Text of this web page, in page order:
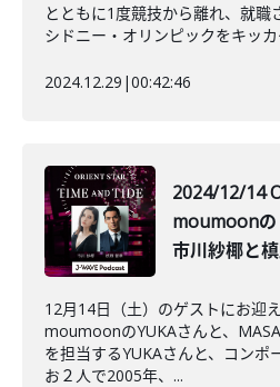
とともに1度競技から離れ、就職
シドニー・オリンピックをキッカ
2024.12.29 |00:42:46
2024/12/14
moumoonの
市川紗椰と
12月14日（土）のゲストにお迎
moumoonのYUKAさんと、
を担当するYUKAさんと、コンポ
お２人で2005年、...